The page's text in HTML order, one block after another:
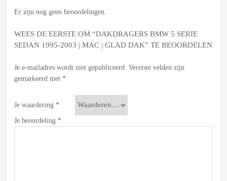
Er zijn nog geen beoordelingen.
WEES DE EERSTE OM “DAKDRAGERS BMW 5 SERIE
SEDAN 1995-2003 | MAC | GLAD DAK” TE BEOORDELEN
Je e-mailadres wordt niet gepubliceerd.
Vereiste velden zijn
gemarkeerd met *
Je waardering *
Je beoordeling *